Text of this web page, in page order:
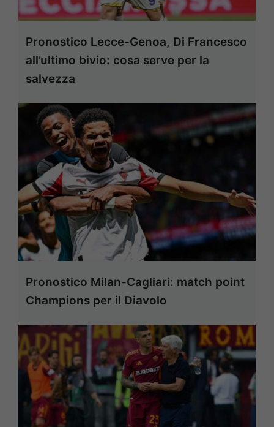
Pronostico Lecce-Genoa, Di Francesco
all’ultimo bivio: cosa serve per la
salvezza
Pronostico Milan-Cagliari: match point
Champions per il Diavolo